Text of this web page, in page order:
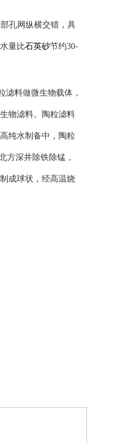
孔网纵横交错，具
量比石英砂节约30-
料做微生物载体，
物滤料。陶粒滤料
纯水制备中，陶粒
方深井除铁除锰，
成球状，经高温烧